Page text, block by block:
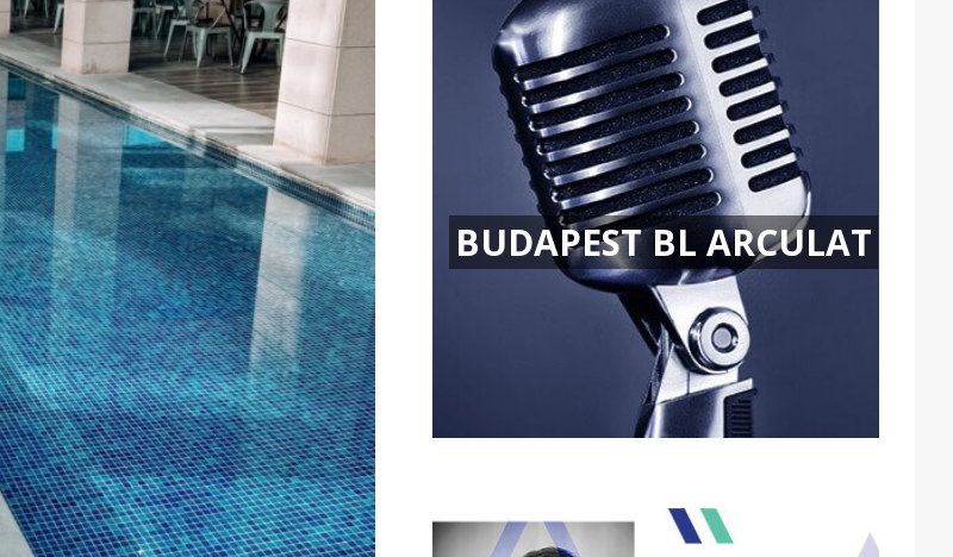
BUDAPEST BL ARCULAT